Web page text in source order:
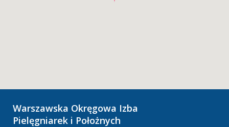
Warszawska Okręgowa Izba
Pielęgniarek i Położnych